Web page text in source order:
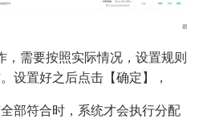
，需要按照实际情况，设置规则
设置好之后点击【确定】，
部符合时，系统才会执行分配